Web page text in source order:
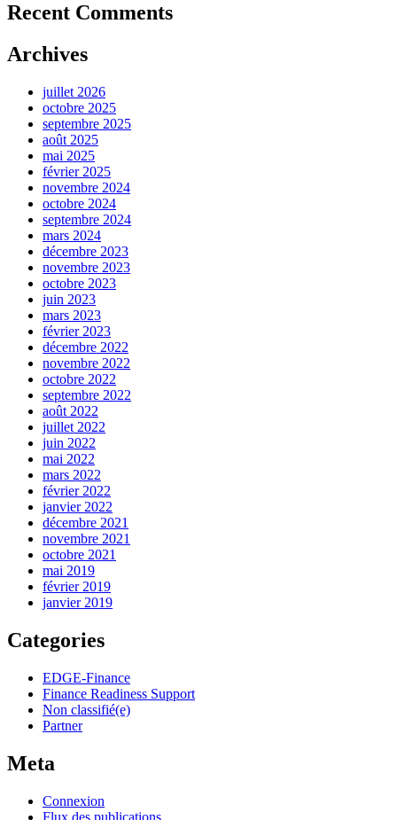
Recent Comments
Archives
juillet 2026
octobre 2025
septembre 2025
août 2025
mai 2025
février 2025
novembre 2024
octobre 2024
septembre 2024
mars 2024
décembre 2023
novembre 2023
octobre 2023
juin 2023
mars 2023
février 2023
décembre 2022
novembre 2022
octobre 2022
septembre 2022
août 2022
juillet 2022
juin 2022
mai 2022
mars 2022
février 2022
janvier 2022
décembre 2021
novembre 2021
octobre 2021
mai 2019
février 2019
janvier 2019
Categories
EDGE-Finance
Finance Readiness Support
Non classifié(e)
Partner
Meta
Connexion
Flux des publications